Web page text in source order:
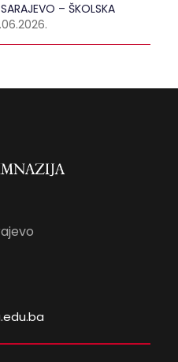
– ŠKOLSKA